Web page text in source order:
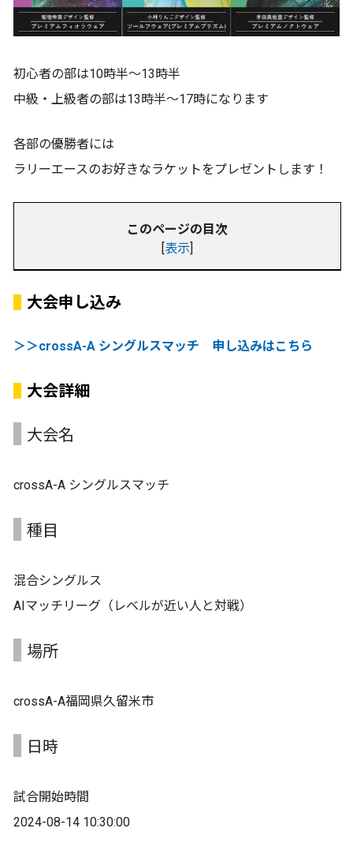
初心者の部は10時半〜13時半
中級・上級者の部は13時半〜17時になります
各部の優勝者には
ラリーエースのお好きなラケットをプレゼントします！
このページの目次
[表示]
大会申し込み
＞＞crossA-A シングルスマッチ 申し込みはこちら
大会詳細
大会名
crossA-A シングルスマッチ
種目
混合シングルス
AIマッチリーグ（レベルが近い人と対戦）
場所
crossA-A福岡県久留米市
日時
試合開始時間
2024-08-14 10:30:00